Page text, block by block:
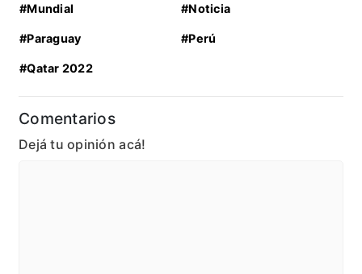
#Mundial #Noticia
#Paraguay #Perú
#Qatar 2022
Comentarios
Dejá tu opinión acá!